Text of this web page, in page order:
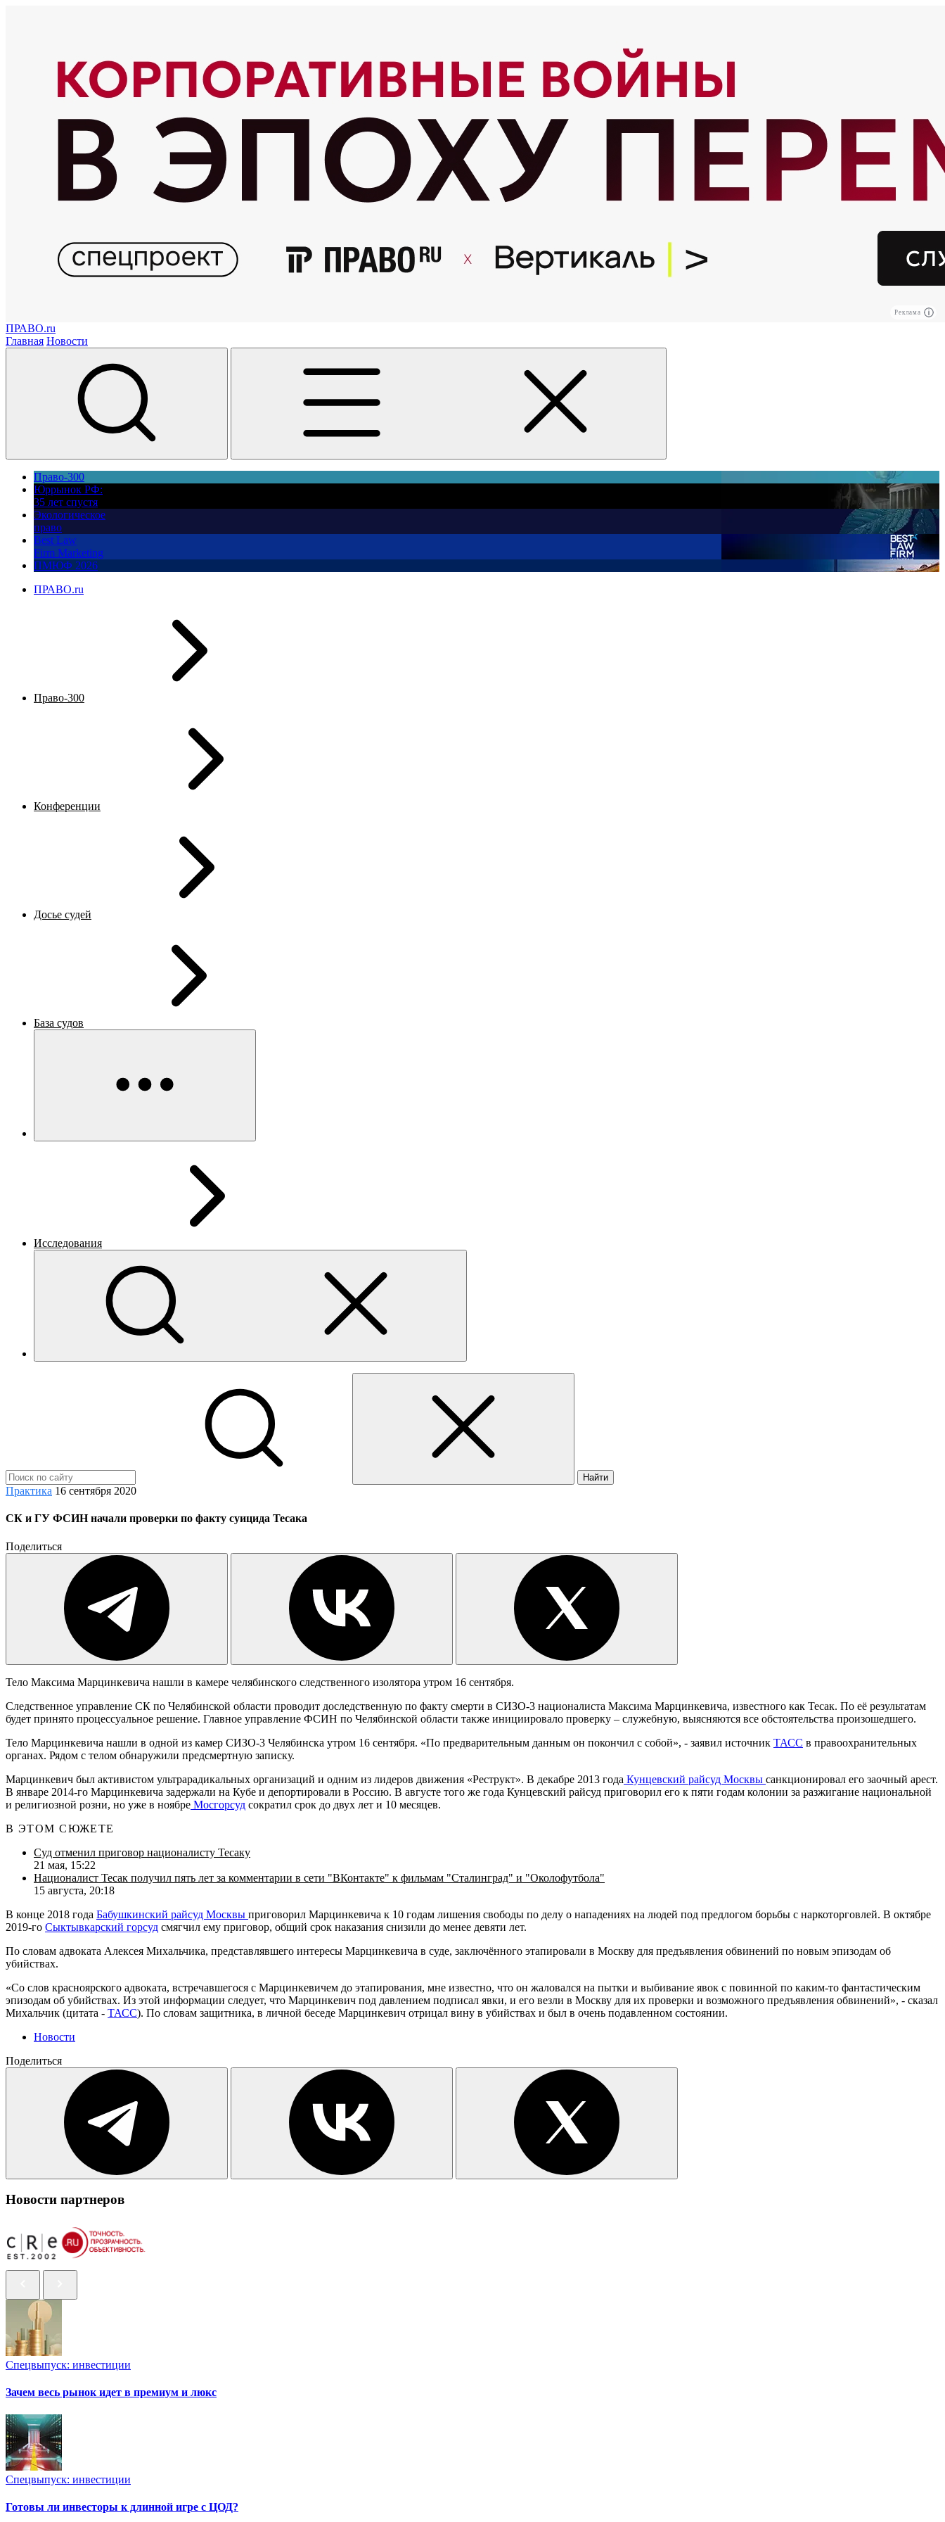
Реклама
ПРАВО.ru
Главная Новости
Право-300
Юррынок РФ:
35 лет спустя
Экологическое
право
Best Law
Firm Marketing
ПМЮФ 2026
ПРАВО.ru
Право-300
Конференции
Досье судей
База судов
Исследования
Найти
Практика 16 сентября 2020
СК и ГУ ФСИН начали проверки по факту суицида Тесака
Поделиться
Тело Максима Марцинкевича нашли в камере челябинского следственного изолятора утром 16 сентября.
Следственное управление СК по Челябинской области проводит доследственную по факту смерти в СИЗО-3 националиста Максима Марцинкевича, известного как Тесак. По её результатам
будет принято процессуальное решение. Главное управление ФСИН по Челябинской области также инициировало проверку – служебную, выясняются все обстоятельства произошедшего.
Тело Марцинкевича нашли в одной из камер СИЗО-3 Челябинска утром 16 сентября. «По предварительным данным он покончил с собой», - заявил источник ТАСС в правоохранительных
органах. Рядом с телом обнаружили предсмертную записку.
Марцинкевич был активистом ультрарадикальных организаций и одним из лидеров движения «Реструкт». В декабре 2013 года Кунцевский райсуд Москвы санкционировал его заочный арест.
В январе 2014-го Марцинкевича задержали на Кубе и депортировали в Россию. В августе того же года Кунцевский райсуд приговорил его к пяти годам колонии за разжигание национальной
и религиозной розни, но уже в ноябре Мосгорсуд сократил срок до двух лет и 10 месяцев.
В ЭТОМ СЮЖЕТЕ
Суд отменил приговор националисту Тесаку
21 мая, 15:22
Националист Тесак получил пять лет за комментарии в сети "ВКонтакте" к фильмам "Сталинград" и "Околофутбола"
15 августа, 20:18
В конце 2018 года Бабушкинский райсуд Москвы приговорил Марцинкевича к 10 годам лишения свободы по делу о нападениях на людей под предлогом борьбы с наркоторговлей. В октябре
2019-го Сыктывкарский горсуд смягчил ему приговор, общий срок наказания снизили до менее девяти лет.
По словам адвоката Алексея Михальчика, представлявшего интересы Марцинкевича в суде, заключённого этапировали в Москву для предъявления обвинений по новым эпизодам об
убийствах.
«Со слов красноярского адвоката, встречавшегося с Марцинкевичем до этапирования, мне известно, что он жаловался на пытки и выбивание явок с повинной по каким-то фантастическим
эпизодам об убийствах. Из этой информации следует, что Марцинкевич под давлением подписал явки, и его везли в Москву для их проверки и возможного предъявления обвинений», - сказал
Михальчик (цитата - ТАСС). По словам защитника, в личной беседе Марцинкевич отрицал вину в убийствах и был в очень подавленном состоянии.
Новости
Поделиться
Новости партнеров
Спецвыпуск: инвестиции
Зачем весь рынок идет в премиум и люкс
Спецвыпуск: инвестиции
Готовы ли инвесторы к длинной игре с ЦОД?